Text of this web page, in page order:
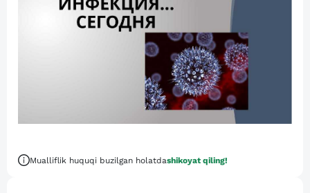
Mualliflik huquqi buzilgan holatdashikoyat qiling!